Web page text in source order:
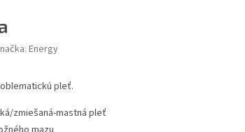
Energy
pleť.
zmiešaná-mastná pleť